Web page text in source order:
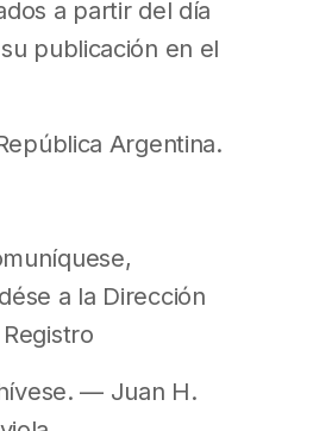
a partir del día
publicación en el
Argentina.
a la Dirección
— Juan H.